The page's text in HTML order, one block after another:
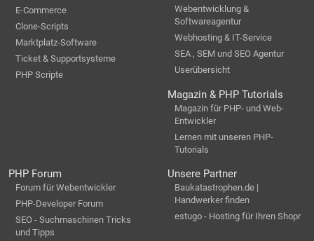
E-Commerce
Clone-Scripts
Marktplatz-Software
Ticket & Supportsysteme
PHP Scripte
Webentwicklung &
Softwareagentur
Webhosting & IT-Service
SEA , SEM und SEO Agentur
Userübersicht
Magazin & PHP Tutorials
Magazin für PHP- und Web-
Entwickler
Lernen mit unseren PHP-
Tutorials
PHP Forum
Forum für Webentwickler
PHP-Developer Forum
SEO - Suchmaschinen Tricks
und Tipps
Unsere Partner
Baukatastrophen.de |
Handwerker finden
estugo - Hosting für Ihren Shopr